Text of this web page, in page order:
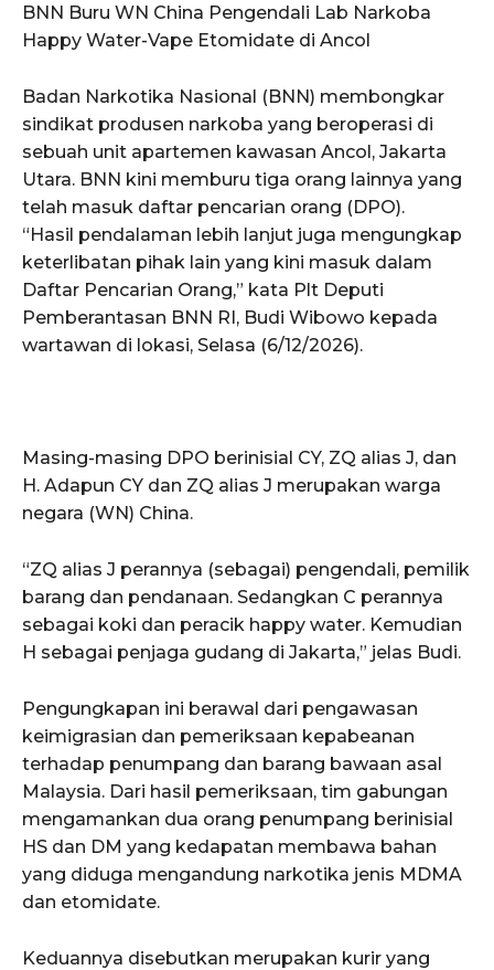
BNN Buru WN China Pengendali Lab Narkoba
Happy Water-Vape Etomidate di Ancol
Badan Narkotika Nasional (BNN) membongkar
sindikat produsen narkoba yang beroperasi di
sebuah unit apartemen kawasan Ancol, Jakarta
Utara. BNN kini memburu tiga orang lainnya yang
telah masuk daftar pencarian orang (DPO).
“Hasil pendalaman lebih lanjut juga mengungkap
keterlibatan pihak lain yang kini masuk dalam
Daftar Pencarian Orang,” kata Plt Deputi
Pemberantasan BNN RI, Budi Wibowo kepada
wartawan di lokasi, Selasa (6/12/2026).
Masing-masing DPO berinisial CY, ZQ alias J, dan
H. Adapun CY dan ZQ alias J merupakan warga
negara (WN) China.
“ZQ alias J perannya (sebagai) pengendali, pemilik
barang dan pendanaan. Sedangkan C perannya
sebagai koki dan peracik happy water. Kemudian
H sebagai penjaga gudang di Jakarta,” jelas Budi.
Pengungkapan ini berawal dari pengawasan
keimigrasian dan pemeriksaan kepabeanan
terhadap penumpang dan barang bawaan asal
Malaysia. Dari hasil pemeriksaan, tim gabungan
mengamankan dua orang penumpang berinisial
HS dan DM yang kedapatan membawa bahan
yang diduga mengandung narkotika jenis MDMA
dan etomidate.
Keduannya disebutkan merupakan kurir yang